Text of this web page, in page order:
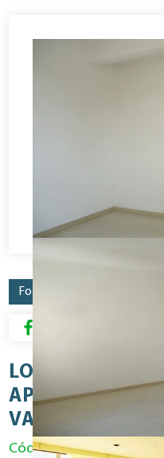
Fotos
LOCAÇÃO -
APARTAMENTO
VAGA PRÓXIMO
Código: VEN0698RES